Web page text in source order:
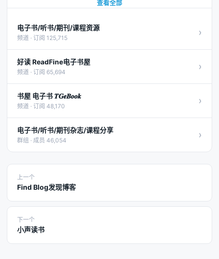
查看全部
电子书/听书/期刊/课程资源
频道 · 订阅 125,715 ›
好读 ReadFine电子书屋
频道 · 订阅 65,694 ›
书屋 电子书 𝑻𝑮𝒆𝑩𝒐𝒐𝒌
频道 · 订阅 48,170 ›
电子书/听书/期刊杂志/课程分享
群组 · 成员 46,054 ›
上一个
Find Blog发现博客
下一个
小声读书